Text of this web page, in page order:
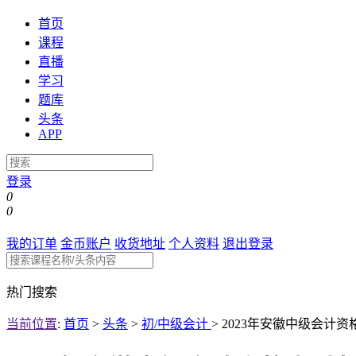
首页
课程
直播
学习
题库
头条
APP
登录
0
0
我的订单 金币账户 收货地址 个人资料 退出登录
热门搜索
当前位置: 首页 > 头条 > 初/中级会计 > 2023年安徽中级会计资